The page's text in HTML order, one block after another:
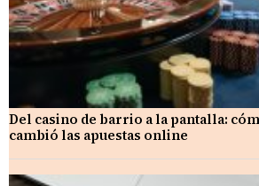
Del casino de barrio a la pantalla:
cambió las apuestas online